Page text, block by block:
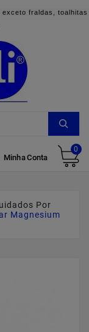
exceto fraldas, toalhitas
Minha Conta
0
Por
Magnesium